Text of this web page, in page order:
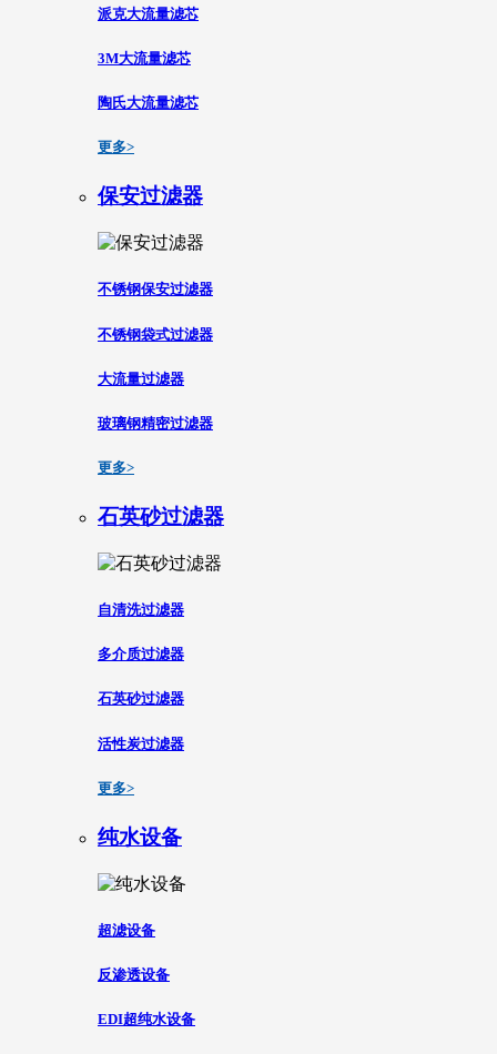
派克大流量滤芯
3M大流量滤芯
陶氏大流量滤芯
更多>
保安过滤器
不锈钢保安过滤器
不锈钢袋式过滤器
大流量过滤器
玻璃钢精密过滤器
更多>
石英砂过滤器
自清洗过滤器
多介质过滤器
石英砂过滤器
活性炭过滤器
更多>
纯水设备
超滤设备
反渗透设备
EDI超纯水设备